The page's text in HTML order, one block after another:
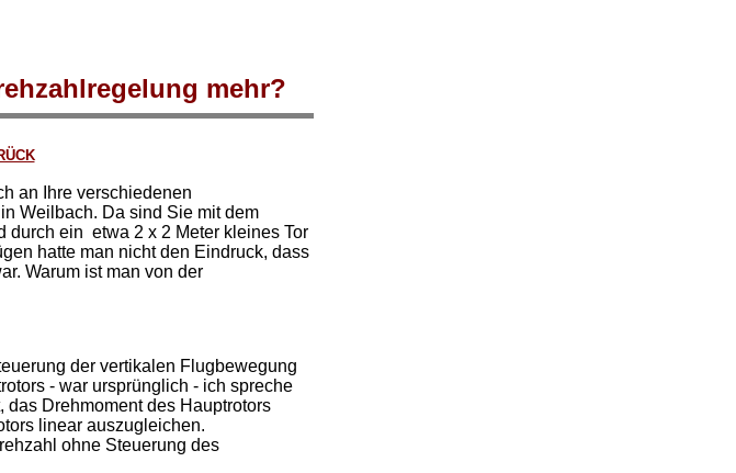
mehr?
an Ihre verschiedenen
Weilbach. Da sind Sie mit dem
durch ein etwa 2 x 2 Meter kleines Tor
hatte man nicht den Eindruck, dass
Warum ist man von der
der vertikalen Flugbewegung
- war ursprünglich - ich spreche
Drehmoment des Hauptrotors
linear auszugleichen.
ohne Steuerung des